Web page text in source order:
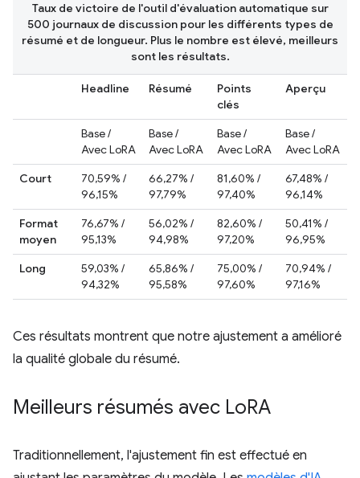
Headline Résumé
Points
clés
Aperçu
Base /
Avec LoRA
Base /
Avec LoRA
Base /
Avec LoRA
Base /
Avec LoRA
Court
70,59% /
96,15%
66,27% /
97,79%
81,60% /
97,40%
67,48% /
96,14%
Format
moyen
76,67% /
95,13%
56,02% /
94,98%
82,60% /
97,20%
50,41% /
96,95%
Long
59,03% /
94,32%
65,86% /
95,58%
75,00% /
97,60%
70,94% /
97,16%
Taux de victoire de l'outil d'évaluation automatique sur
500 journaux de discussion pour les différents types de
résumé et de longueur. Plus le nombre est élevé, meilleurs
sont les résultats.
Ces résultats montrent que notre ajustement a amélioré
la qualité globale du résumé.
Meilleurs résumés avec LoRA
Traditionnellement, l'ajustement fin est effectué en